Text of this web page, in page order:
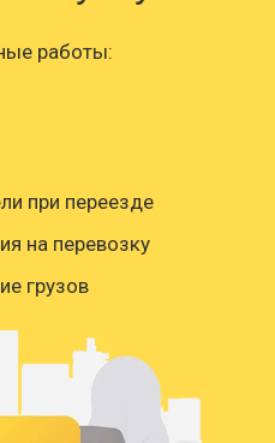
работы:
при переезде
на перевозку
грузов